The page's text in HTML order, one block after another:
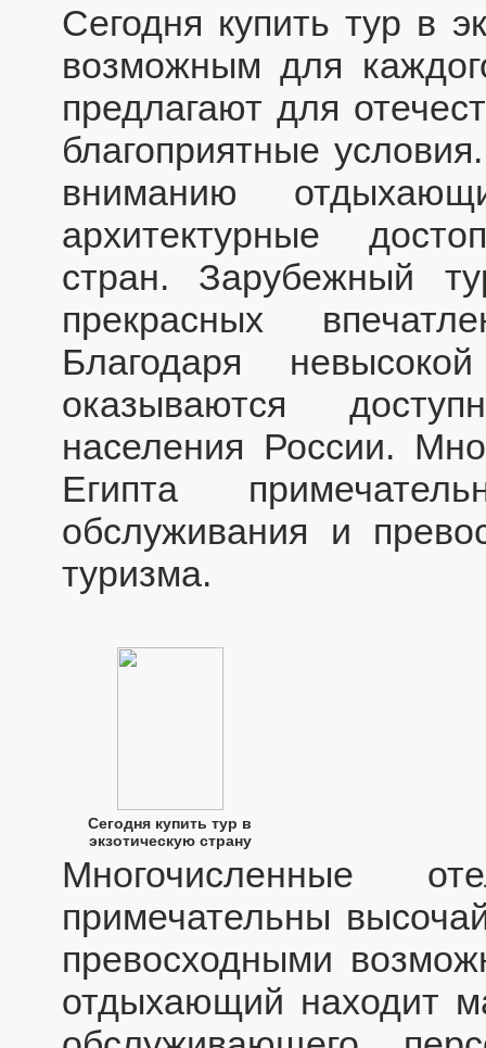
Сегодня купить тур в
возможным для
предлагают для
благоприятные
вниманию
архитектурные
стран. Зарубежный
прекрасных
Благодаря
оказываются
населения России.
Египта
обслуживания и
туризма.
Сегодня купить тур в
экзотическую страну
Многочисленные
примечательны
превосходными
отдыхающий находит